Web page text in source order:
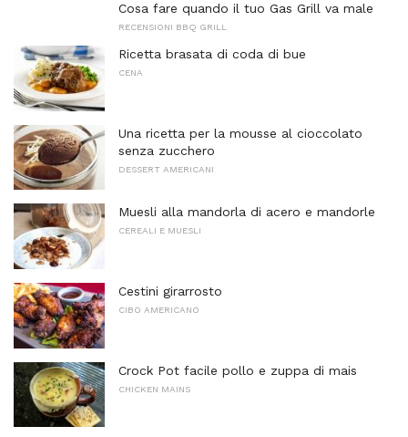
Cosa fare quando il tuo Gas Grill va male
RECENSIONI BBQ GRILL
Ricetta brasata di coda di bue
CENA
Una ricetta per la mousse al cioccolato
senza zucchero
DESSERT AMERICANI
Muesli alla mandorla di acero e mandorle
CEREALI E MUESLI
Cestini girarrosto
CIBO AMERICANO
Crock Pot facile pollo e zuppa di mais
CHICKEN MAINS